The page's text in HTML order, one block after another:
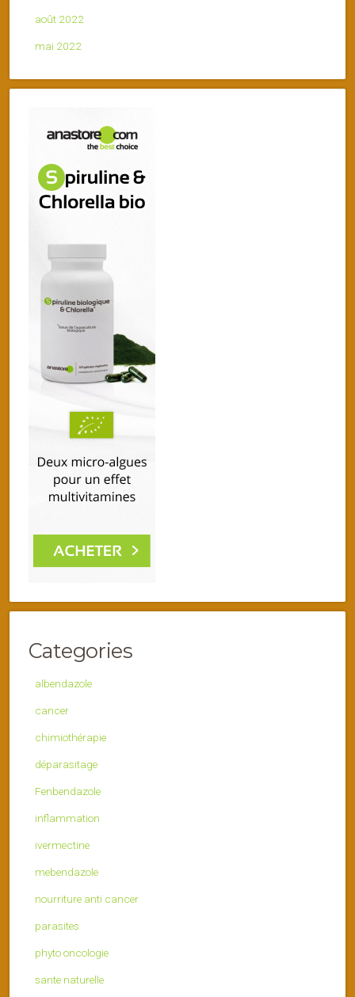
août 2022
mai 2022
Categories
albendazole
cancer
chimiothérapie
déparasitage
Fenbendazole
inflammation
ivermectine
mebendazole
nourriture anti cancer
parasites
phyto oncologie
sante naturelle